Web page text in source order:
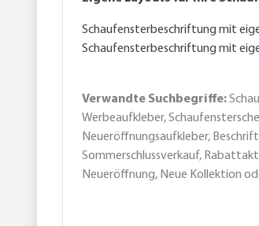
Schaufensterbeschriftung mit
Schaufensterbeschriftung mit
Verwandte Suchbegriffe:
Werbeaufkleber,
Neueröffnungsaufkleber,
Sommerschlussverkauf,
Neueröffnung, Neue Kollektion